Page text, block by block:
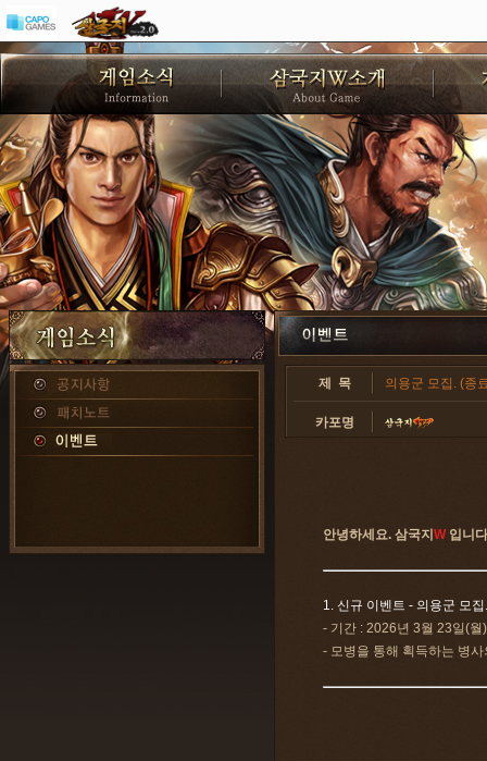
제 목 의용군 모집. (종
카포명
안녕하세요. 삼국지 W입니
1. 신규 이벤트 - 의용군 모집.
- 기간 : 2026년 3월 23일(
- 모병을 통해 획득하는 병